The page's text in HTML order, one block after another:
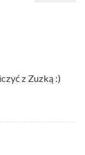
z Zuzką :)